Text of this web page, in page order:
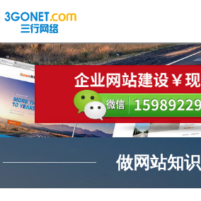
做网站知识